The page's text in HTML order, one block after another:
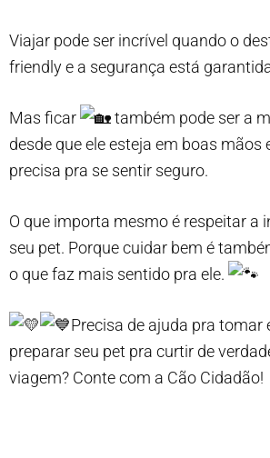
Viajar pode ser incrível quando o
friendly e a segurança está
Mas ficar
também pode ser a
desde que ele esteja em boas mãos
precisa pra se sentir seguro.
O que importa mesmo é respeitar a
seu pet. Porque cuidar bem é
o que faz mais sentido pra ele.
Precisa de ajuda pra tomar
preparar seu pet pra curtir de
viagem? Conte com a Cão Cidadão!